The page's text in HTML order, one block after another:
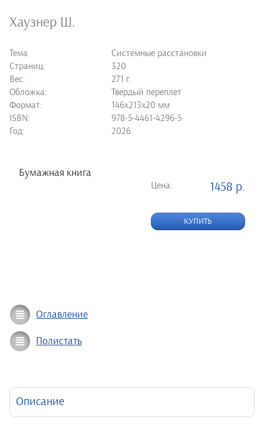
Хаузнер Ш.
Тема:
Системные расстановки
Страниц:
320
Вес:
271 г.
Обложка:
Твердый переплет
Формат:
146х213х20 мм
ISBN:
978-5-4461-4296-5
Год:
2026
Бумажная книга
Цена: 1458 р.
КУПИТЬ
Оглавление
Полистать
Описание